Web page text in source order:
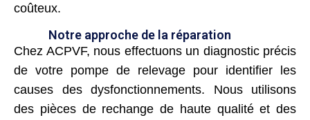
coûteux.
Notre approche de la réparation
Chez ACPVF, nous effectuons un diagnostic précis
de votre pompe de relevage pour identifier les
causes des dysfonctionnements. Nous utilisons
des pièces de rechange de haute qualité et des